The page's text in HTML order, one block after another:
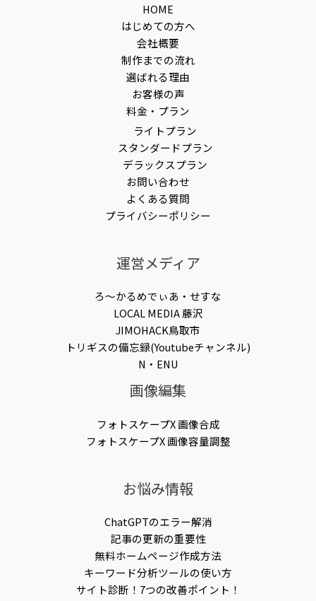
HOME
はじめての方へ
会社概要
制作までの流れ
選ばれる理由
お客様の声
料金・プラン
ライトプラン
スタンダードプラン
デラックスプラン
お問い合わせ
よくある質問
プライバシーポリシー
運営メディア
ろ〜かるめでぃあ・せすな
LOCAL MEDIA 藤沢
JIMOHACK鳥取市
トリギスの備忘録(Youtubeチャンネル)
N・ENU
画像編集
フォトスケープX 画像合成
フォトスケープX 画像容量調整
お悩み情報
ChatGPTのエラー解消
記事の更新の重要性
無料ホームページ作成方法
キーワード分析ツールの使い方
サイト診断！7つの改善ポイント！